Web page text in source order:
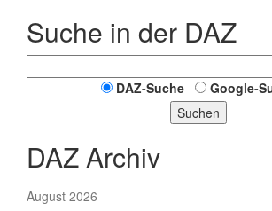
Suche in der DAZ
DAZ-Suche
Google-
Suchen
DAZ Archiv
August 2026